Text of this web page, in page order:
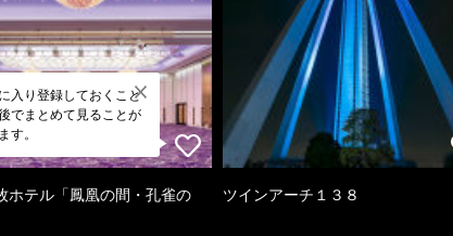
入り登録しておくこと
でまとめて見ることが
す。
ホテル「鳳凰の間・孔雀の ツインアーチ１３８